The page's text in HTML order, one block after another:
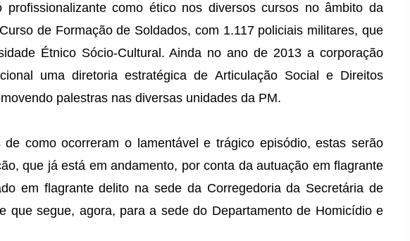
como ético nos diversos cursos no âmbito da
de Formação de Soldados, com 1.117 policiais militares, que
Étnico Sócio-Cultural. Ainda no ano de 2013 a corporação
uma diretoria estratégica de Articulação Social e Direitos
palestras nas diversas unidades da PM.
como ocorreram o lamentável e trágico episódio, estas serão
que já está em andamento, por conta da autuação em flagrante
em flagrante delito na sede da Corregedoria da Secretária de
que segue, agora, para a sede do Departamento de Homicídio e